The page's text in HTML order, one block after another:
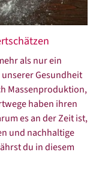
als nur ein
Gesundheit
Massenproduktion,
haben ihren
es an der Zeit ist,
und nachhaltige
du in diesem